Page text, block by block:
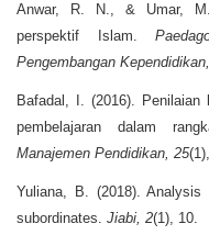
Anwar, R. N., & Umar,
perspektif Islam.
Pengembangan
Bafadal, I. (2016). Penilaian
pembelajaran dalam
Manajemen Pendidikan, 25
Yuliana, B. (2018).
subordinates. Jiabi, 2(1), 10.